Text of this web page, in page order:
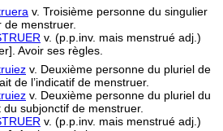
v. Troisième personne du singulier
de menstruer.
v. (p.p.inv. mais menstrué adj.)
Avoir ses règles.
v. Deuxième personne du pluriel de
de l’indicatif de menstruer.
v. Deuxième personne du pluriel du
du subjonctif de menstruer.
v. (p.p.inv. mais menstrué adj.)